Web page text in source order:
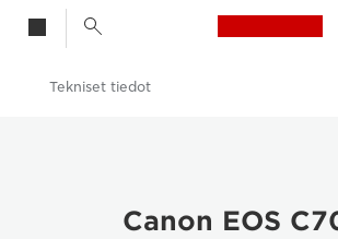
Canon EOS C700
Tekniset tiedot
Canon EOS